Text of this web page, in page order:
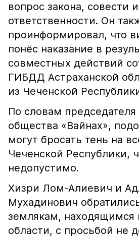
вопрос закона, совести
ответственности. Он
проинформировал, что
понёс наказание в
совместных действий
ГИБДД Астраханской
из Чеченской
По словам председателя
общества «Вайнах»,
могут бросать тень на
Чеченской Республики,
недопустимо.
Хизри Лом-Алиевич и
Мухадинович
землякам, находящимся
области, с просьбой не